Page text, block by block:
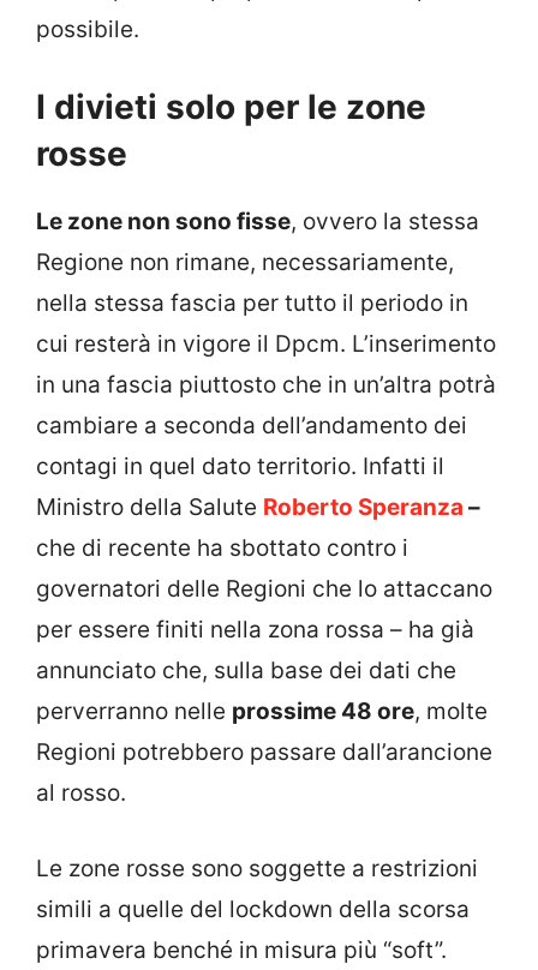
possibile.
I divieti solo per le zone
rosse
Le zone non sono fisse, ovvero la stessa
Regione non rimane, necessariamente,
nella stessa fascia per tutto il periodo in
cui resterà in vigore il Dpcm. L’inserimento
in una fascia piuttosto che in un’altra potrà
cambiare a seconda dell’andamento dei
contagi in quel dato territorio. Infatti il
Ministro della Salute Roberto Speranza –
che di recente ha sbottato contro i
governatori delle Regioni che lo attaccano
per essere finiti nella zona rossa – ha già
annunciato che, sulla base dei dati che
perverranno nelle prossime 48 ore, molte
Regioni potrebbero passare dall’arancione
al rosso.
Le zone rosse sono soggette a restrizioni
simili a quelle del lockdown della scorsa
primavera benché in misura più “soft”.